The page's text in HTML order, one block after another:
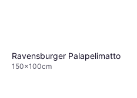
Ravensburger Palapelimatto
150x100cm